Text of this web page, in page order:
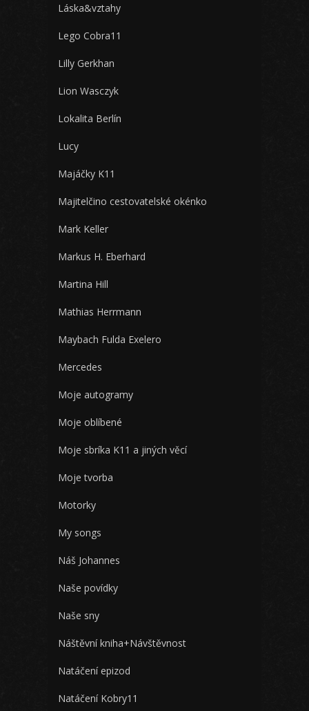
Láska&vztahy
Lego Cobra11
Lilly Gerkhan
Lion Wasczyk
Lokalita Berlín
Lucy
Majáčky K11
Majitelčino cestovatelské okénko
Mark Keller
Markus H. Eberhard
Martina Hill
Mathias Herrmann
Maybach Fulda Exelero
Mercedes
Moje autogramy
Moje oblíbené
Moje sbríka K11 a jiných věcí
Moje tvorba
Motorky
My songs
Náš Johannes
Naše povídky
Naše sny
Náštěvní kniha+Návštěvnost
Natáčení epizod
Natáčení Kobry11